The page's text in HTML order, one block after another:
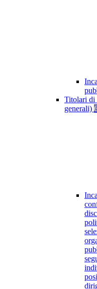
Titolari di
generali)